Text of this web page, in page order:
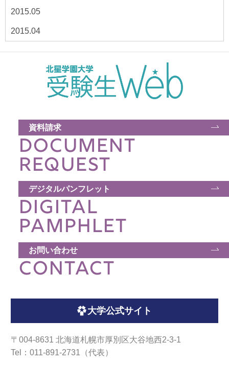
2015.05
2015.04
資料請求
DOCUMENT
REQUEST
デジタルパンフレット
DIGITAL
PAMPHLET
お問い合わせ
CONTACT
大学公式サイト
〒004-8631 北海道札幌市厚別区大谷地西2-3-1
Tel：011-891-2731（代表）